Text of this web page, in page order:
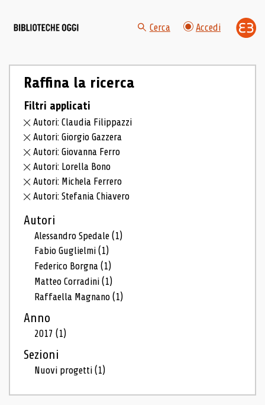
Cerca Accedi
Raffina la ricerca
Filtri applicati
Autori: Claudia Filippazzi
Autori: Giorgio Gazzera
Autori: Giovanna Ferro
Autori: Lorella Bono
Autori: Michela Ferrero
Autori: Stefania Chiavero
Autori
Alessandro Spedale(1)
Fabio Guglielmi(1)
Federico Borgna(1)
Matteo Corradini(1)
Raffaella Magnano(1)
Anno
2017(1)
Sezioni
Nuovi progetti(1)